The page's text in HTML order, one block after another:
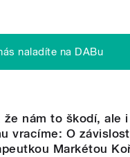
naladíte na DABu
že nám to škodí, ale
vracíme: O
Markétou